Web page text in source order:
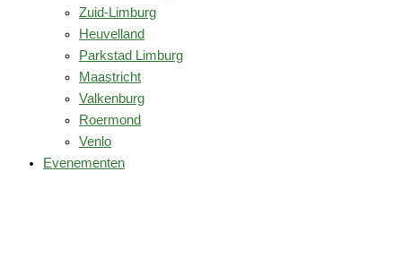
Zuid-Limburg
Heuvelland
Parkstad Limburg
Maastricht
Valkenburg
Roermond
Venlo
Evenementen